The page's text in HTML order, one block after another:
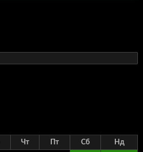
Чт Пт Сб Нд